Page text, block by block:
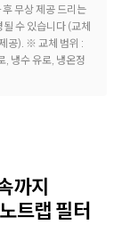
무상 제공 드리는
수 있습니다 (교체
공). ※ 교체 범위 :
, 냉수 유로, 냉온정
까지
트랩 필터